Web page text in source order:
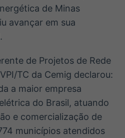
de Minas
avançar em sua
de Projetos de Rede
TC da Cemig declarou:
a maior empresa
do Brasil, atuando
e comercialização de
municípios atendidos